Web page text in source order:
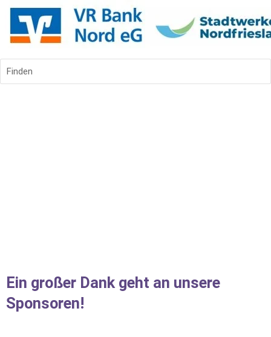
Finden
Ein großer Dank geht an unsere
Sponsoren!